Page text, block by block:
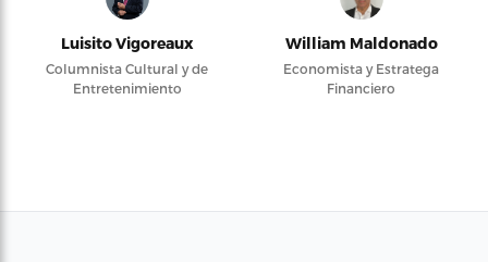
Luisito Vigoreaux
Columnista Cultural y de
Entretenimiento
William Maldonado
Economista y Estratega
Financiero